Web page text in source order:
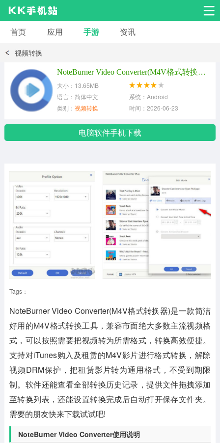
安卓应用
小说漫画
金融理财 游戏辅助
安卓其它
首页 应用 手游 资讯
视频转换
NoteBurner Video Converter(M4V格式转换器) v5.5.8电脑版
大小：13.65MB
语言：简体中文
系统：Android
类别： 视频转换 时间：2026-06-23
电脑软件手机下载
Tags：
NoteBurner Video Converter(M4V格式转换器)是一款简洁
好用的M4V格式转换工具，兼容市面绝大多数主流视频格
式，可以按照需要把视频转为所需格式，转换高效便捷。
支持对iTunes购入及租赁的M4V影片进行格式转换，解除
视频DRM保护，把租赁影片转为通用格式，不受到期限
制。软件还能查看全部转换历史记录，提供文件拖拽添加
至转换列表，还能设置转换完成后自动打开保存文件夹。
需要的朋友快来下载试试吧!
NoteBurner Video Converter使用说明